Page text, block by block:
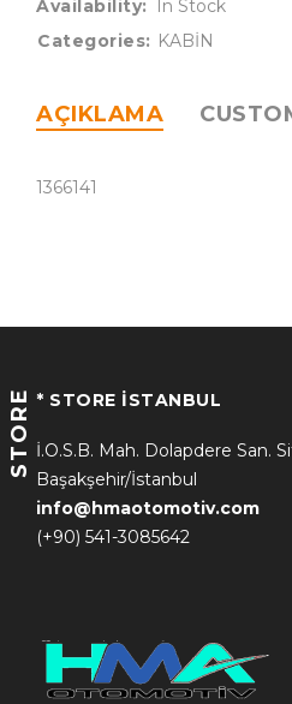
Availability:
In Stock
Categories: KABİN
AÇIKLAMA
1366141
STORE * STORE İSTANBUL
İ.O.S.B. Mah. Dolapdere San.
Başakşehir/İstanbul
info@hmaotomotiv.com
(+90) 541-3085642